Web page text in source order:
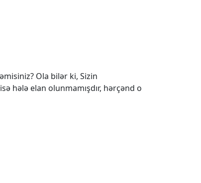
Ola bilər ki, Sizin
hələ elan olunmamışdır, hərçənd o